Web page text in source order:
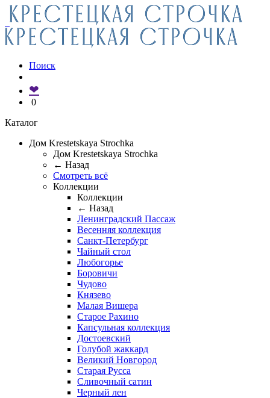
Поиск
❤
0
Каталог
Дом Krestetskaya Strochka
Дом Krestetskaya Strochka
← Назад
Смотреть всё
Коллекции
Коллекции
← Назад
Ленинградский Пассаж
Весенняя коллекция
Санкт-Петербург
Чайный стол
Любогорье
Боровичи
Чудово
Князево
Малая Вишера
Старое Рахино
Капсульная коллекция
Достоевский
Голубой жаккард
Великий Новгород
Старая Русса
Сливочный сатин
Черный лен